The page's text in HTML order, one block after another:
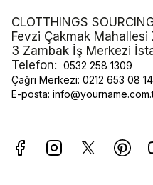
CLOTTHINGS
Fevzi Çakmak
3 Zambak İş Merkezi
Telefon: 0532 258 1309
Çağrı Merkezi: 0212 653 08 14
E-posta: